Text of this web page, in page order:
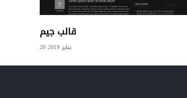
قالب جيم
20 يناير 2019